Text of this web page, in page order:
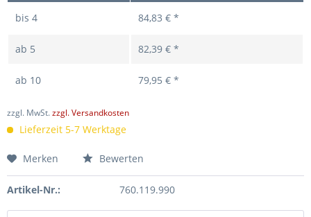
bis 4 84,83 € *
ab 5 82,39 € *
ab 10 79,95 € *
zzgl. MwSt.zzgl. Versandkosten
Lieferzeit 5-7 Werktage
Merken Bewerten
Artikel-Nr.: 760.119.990